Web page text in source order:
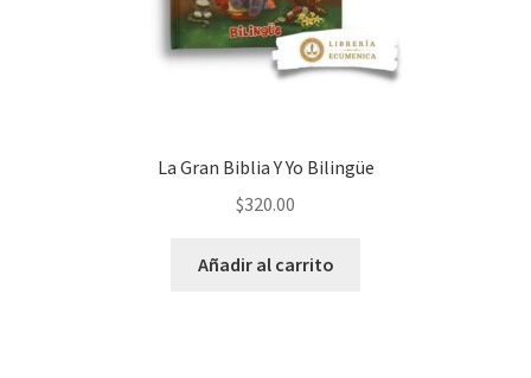
La Gran Biblia Y Yo Bilingüe
$320.00
Añadir al carrito